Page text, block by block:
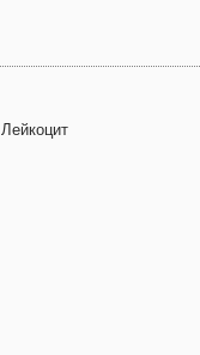
Лейкоцит